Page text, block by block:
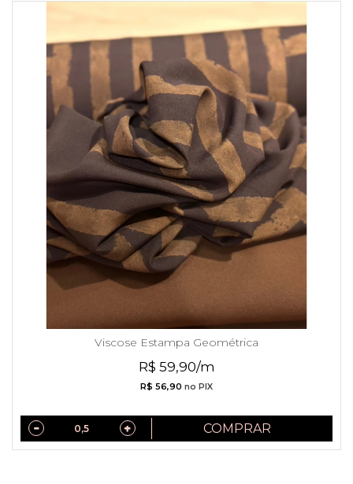
Viscose Estampa Geométrica
R$ 59,90/m
R$ 56,90 no PIX
COMPRAR